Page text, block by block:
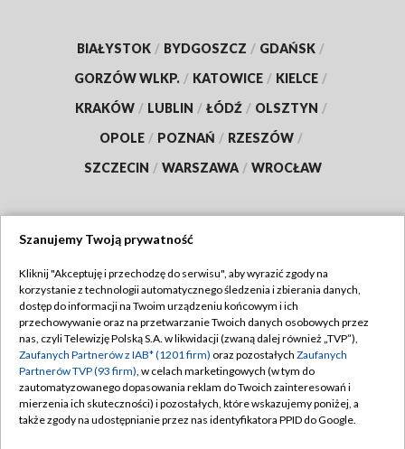
BIAŁYSTOK / BYDGOSZCZ / GDAŃSK /
GORZÓW WLKP. / KATOWICE / KIELCE /
KRAKÓW / LUBLIN / ŁÓDŹ / OLSZTYN /
OPOLE / POZNAŃ / RZESZÓW /
SZCZECIN / WARSZAWA / WROCŁAW
TVP
Abonament TVP
Emisja w TVP
Centrum informacji TVP
Naziemna Telewizja Cyfrowa
Regulamin TVP
Polityka prywatności
Moje zgody
Pomoc
Szanujemy Twoją prywatność
Kliknij "Akceptuję i przechodzę do serwisu", aby wyrazić zgody na
korzystanie z technologii automatycznego śledzenia i zbierania danych,
dostęp do informacji na Twoim urządzeniu końcowym i ich
przechowywanie oraz na przetwarzanie Twoich danych osobowych przez
nas, czyli Telewizję Polską S.A. w likwidacji (zwaną dalej również „TVP”),
Zaufanych Partnerów z IAB* (1201 firm) oraz pozostałych Zaufanych
Partnerów TVP (93 firm), w celach marketingowych (w tym do
zautomatyzowanego dopasowania reklam do Twoich zainteresowań i
mierzenia ich skuteczności) i pozostałych, które wskazujemy poniżej, a
także zgody na udostępnianie przez nas identyfikatora PPID do Google.